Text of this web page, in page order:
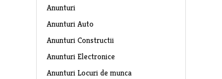
Anunturi
Anunturi Auto
Anunturi Constructii
Anunturi Electronice
Anunturi Locuri de munca